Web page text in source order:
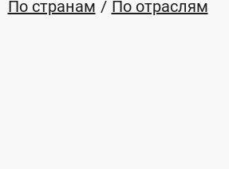
По странам
По отраслям